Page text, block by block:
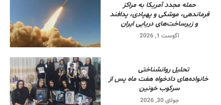
حمله مجدد آمریکا به مراکز
فرماندهی، موشکی و پهپادی، پدافند
و زیرساخت‌های دریایی ایران
آگوست 1, 2026
تحلیل روانشناختی
خانواده‌های دادخواه هفت ماه پس از
سرکوب خونین
جولای 30, 2026